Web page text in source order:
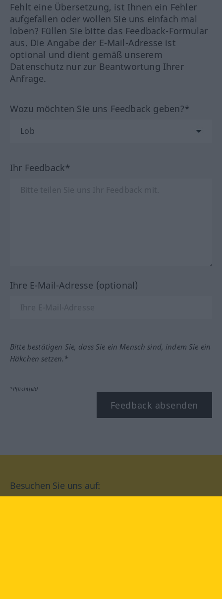
Fehlt eine Übersetzung, ist Ihnen ein Fehler
aufgefallen oder wollen Sie uns einfach mal
loben? Füllen Sie bitte das Feedback-Formular
aus. Die Angabe der E-Mail-Adresse ist
optional und dient gemäß unserem
Datenschutz nur zur Beantwortung Ihrer
Anfrage.
Wozu möchten Sie uns Feedback geben?*
Ihr Feedback*
Ihre E-Mail-Adresse (optional)
Bitte bestätigen Sie, dass Sie ein Mensch sind, indem Sie ein
Häkchen setzen.*
*Pflichtfeld
Feedback absenden
Besuchen Sie uns auf: